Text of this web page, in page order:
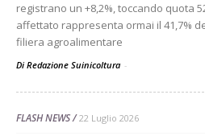
registrano un +8,2%, toccando quota
affettato rappresenta ormai il 41,7%
filiera agroalimentare
Di Redazione Suinicoltura -
FLASH NEWS 22 Luglio 2026